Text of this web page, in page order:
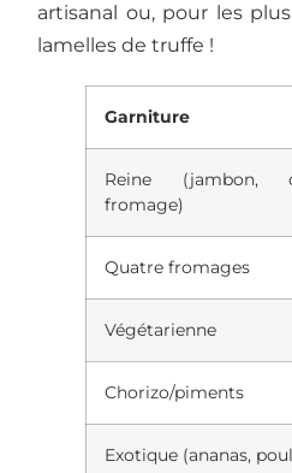
artisanal ou, pour les
lamelles de truffe !
Garniture
Reine (jambon,
fromage)
Quatre fromages
Végétarienne
Chorizo/piments
Exotique (ananas,